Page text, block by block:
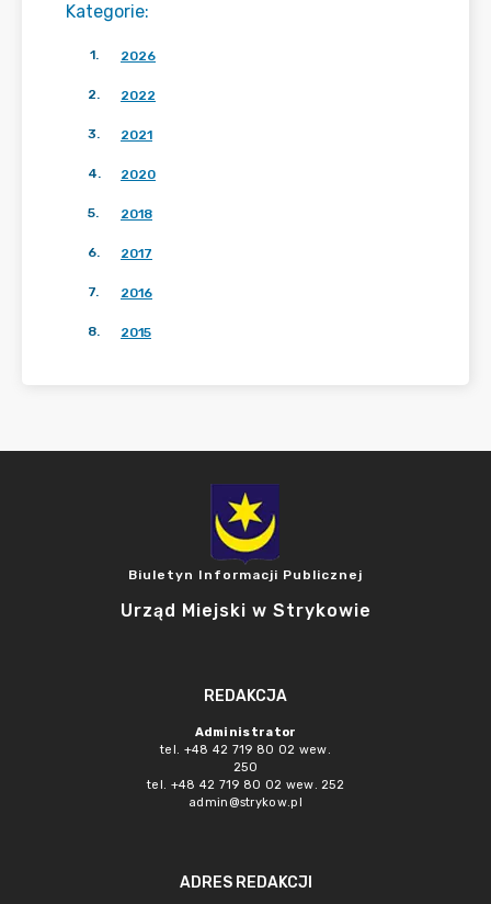
Kategorie:
1. 2026
2. 2022
3. 2021
4. 2020
5. 2018
6. 2017
7. 2016
8. 2015
Biuletyn Informacji Publicznej
Urząd Miejski w Strykowie
REDAKCJA
Administrator
tel. +48 42 719 80 02 wew.
250
tel. +48 42 719 80 02 wew. 252
admin@strykow.pl
ADRES REDAKCJI